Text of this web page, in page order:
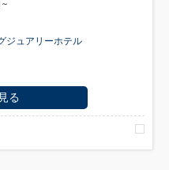
ジュアリーホテル
る